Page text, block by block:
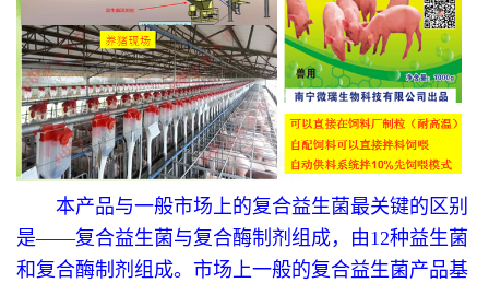
本产品与一般市场上的复合益生菌最关键的区别
是——复合益生菌与复合酶制剂组成，由12种益生菌
和复合酶制剂组成。市场上一般的复合益生菌产品基